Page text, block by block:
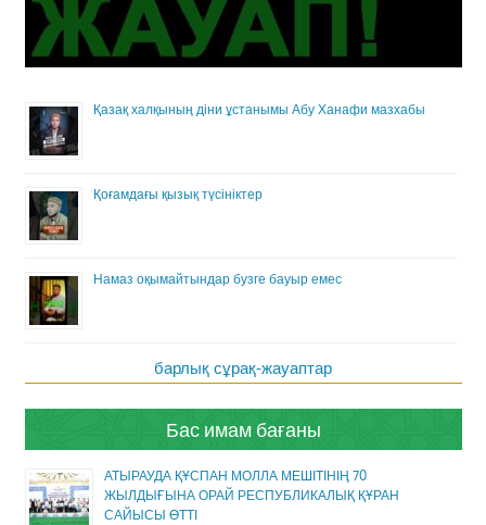
Қазақ халқының діни ұстанымы Абу Ханафи мазхабы
Қоғамдағы қызық түсініктер
Намаз оқымайтындар бузге бауыр емес
барлық сұрақ-жауаптар
Бас имам бағаны
АТЫРАУДА ҚҰСПАН МОЛЛА МЕШІТІНІҢ 70
ЖЫЛДЫҒЫНА ОРАЙ РЕСПУБЛИКАЛЫҚ ҚҰРАН
САЙЫСЫ ӨТТІ